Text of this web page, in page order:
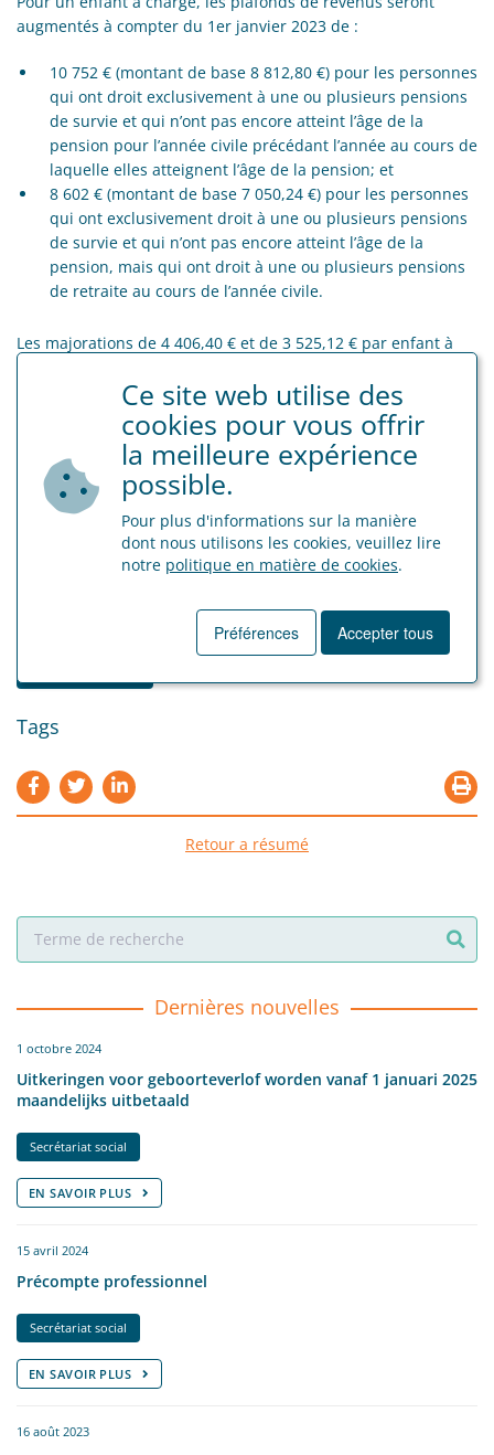
augmentés à compter du 1er janvier 2023 de :
10 752 € (montant de base 8 812,80 €) pour les personnes
qui ont droit exclusivement à une ou plusieurs pensions
de survie et qui n’ont pas encore atteint l’âge de la
pension pour l’année civile précédant l’année au cours de
laquelle elles atteignent l’âge de la pension; et
8 602 € (montant de base 7 050,24 €) pour les personnes
qui ont exclusivement droit à une ou plusieurs pensions
de survie et qui n’ont pas encore atteint l’âge de la
pension, mais qui ont droit à une ou plusieurs pensions
de retraite au cours de l’année civile.
Les majorations de 4 406,40 € et de 3 525,12 € par enfant à
Source : Arrêté ministériel du 17 avril 2023 portant adaptation des
montants annuels visés à l’article 64, §3, alinéa 2, de l’arrêté royal du 21
décembre 1967 portant règlement général de régime de pension de
retraite et de survie des travailleurs salariés, M.B. 25 mai 2023 et avis du
14 avril 2023 relatif à l’indexation, à partir du 1er janvier 2023, des
montants annuels visés à l’article 86, premier alinéa, cinquième et sixième
tirets, de la loi-programme du 28 juin 2013, M.B. 25 mai 2023.
Tags
Retour a résumé
Dernières nouvelles
1 octobre 2024
Uitkeringen voor geboorteverlof worden vanaf 1 januari 2025
maandelijks uitbetaald
Secrétariat social
EN SAVOIR PLUS
15 avril 2024
Précompte professionnel
Secrétariat social
EN SAVOIR PLUS
16 août 2023
Ce site web utilise des
cookies pour vous offrir
la meilleure expérience
possible.
Pour plus d'informations sur la manière
dont nous utilisons les cookies, veuillez lire
notre politique en matière de cookies.
Préférences Accepter tous